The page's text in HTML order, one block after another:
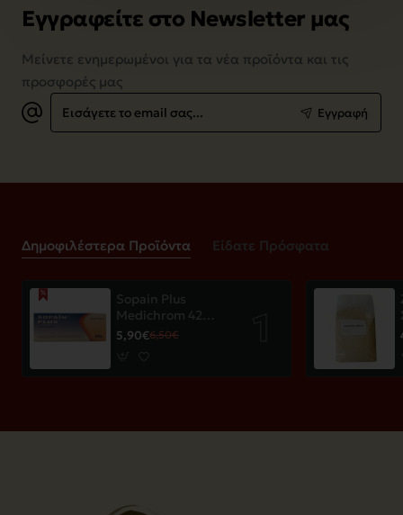
Εγγραφείτε στο Newsletter μας
Μείνετε ενημερωμένοι για τα νέα προϊόντα και τις
προσφορές μας
Εισάγετε
το
email
Εγγραφή
Δημοφιλέστερα Προϊόντα Είδατε Πρόσφατα
Sopain Plus
Medichrom 42
παστίλιες
5,90€6,50€